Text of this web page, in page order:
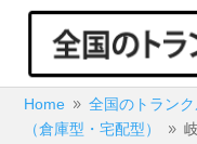
Home 9 全国のトラン
（倉庫型・宅配型）
9